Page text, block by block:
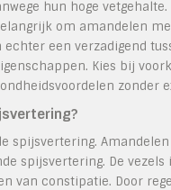
hun hoge
om amandelen
een verzadigend
Kies bij
zonder
spijsvertering.
spijsvertering. De
van constipatie. Door